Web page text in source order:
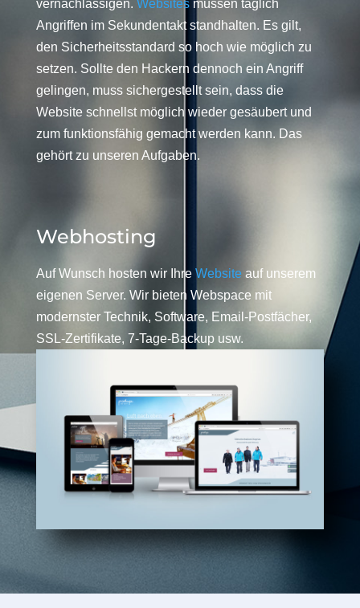
vernachlässigen. Websitesmüssen täglich
Angriffen im Sekundentakt standhalten. Es gilt,
den Sicherheitsstandard so hoch wie möglich zu
setzen. Sollte den Hackern dennoch ein Angriff
gelingen, muss sichergestellt sein, dass die
Website schnellst möglich wieder gesäubert und
zum funktionsfähig gemacht werden kann. Das
gehört zu unseren Aufgaben.
Webhosting
Auf Wunsch hosten wir Ihre Website auf unserem
eigenen Server. Wir bieten Webspace mit
modernster Technik, Software, Email-Postfächer,
SSL-Zertifikate, 7-Tage-Backup usw.